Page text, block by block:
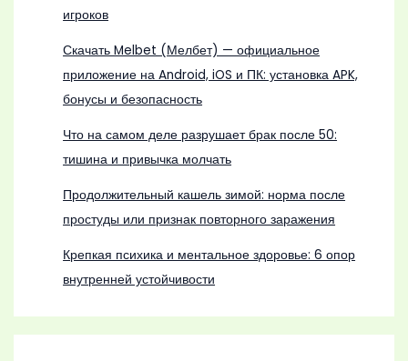
игроков
Скачать Melbet (Мелбет) — официальное
приложение на Android, iOS и ПК: установка APK,
бонусы и безопасность
Что на самом деле разрушает брак после 50:
тишина и привычка молчать
Продолжительный кашель зимой: норма после
простуды или признак повторного заражения
Крепкая психика и ментальное здоровье: 6 опор
внутренней устойчивости